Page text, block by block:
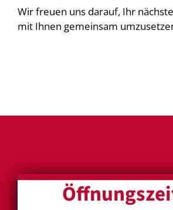
Wir freuen uns darauf, Ihr
mit Ihnen gemeinsam